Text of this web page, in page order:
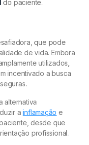
do paciente.
que pode
de vida. Embora
utilizados,
incentivado a busca
alternativa
ainflamação e
desde que
profissional.